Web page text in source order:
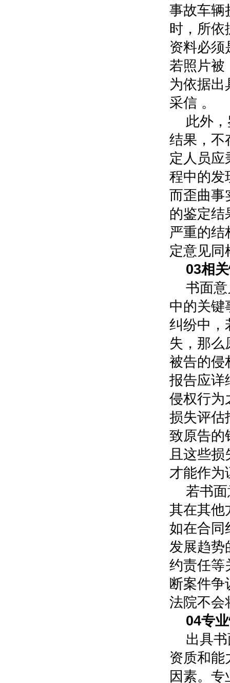
事故车辆
时，所依
资料必须
若照片被
为依据出
采信 。
此外
结果，不
定人员应
程中的发
而歪曲事
的鉴定结
严重的结
定意见同
03相
书面
中的关键
纠纷中，
失，那么
被告的侵
报告应详
侵权行为
损失评估
致原告的
且这些损
才能作为
若书
其在其他
如在合同
发展趋势
约责任等
断案件
法院不会
04专
出具
资质和能
因素。